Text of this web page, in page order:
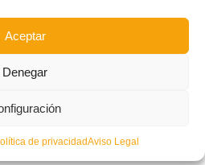
Aceptar
Denegar
de privacidadAviso Legal